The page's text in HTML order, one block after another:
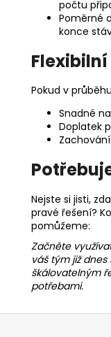
počtu
Poměrné
konce
Pokud v
Snadné
Doplatek
Nejste si jisti,
pravé řešení?
pomůžeme:
Začněte
váš tým již dnes
škálovatelným
potřebami.